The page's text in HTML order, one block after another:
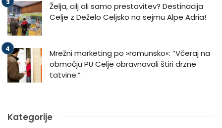
Želja, cilj ali samo prestavitev? Destinacija
Celje z Deželo Celjsko na sejmu Alpe Adria!
Mrežni marketing po »romunsko«: “Včeraj na
območju PU Celje obravnavali štiri drzne
tatvine.”
Kategorije